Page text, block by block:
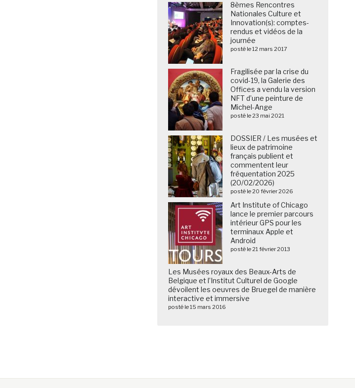
8èmes Rencontres
Nationales Culture et
Innovation(s): comptes-
rendus et vidéos de la
journée
posté le 12 mars 2017
Fragilisée par la crise du
covid-19, la Galerie des
Offices a vendu la version
NFT d’une peinture de
Michel-Ange
posté le 23 mai 2021
DOSSIER / Les musées et
lieux de patrimoine
français publient et
commentent leur
fréquentation 2025
(20/02/2026)
posté le 20 février 2026
Art Institute of Chicago
lance le premier parcours
intérieur GPS pour les
terminaux Apple et
Android
posté le 21 février 2013
Les Musées royaux des Beaux-Arts de
Belgique et l’Institut Culturel de Google
dévoilent les oeuvres de Bruegel de manière
interactive et immersive
posté le 15 mars 2016